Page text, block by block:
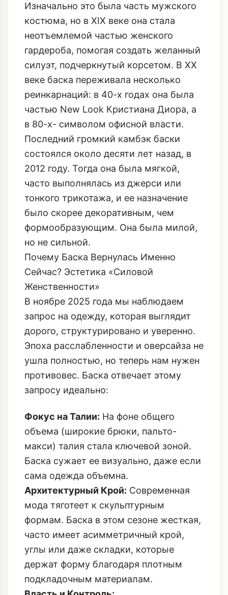
Изначально это была часть мужского
костюма, но в XIX веке она стала
неотъемлемой частью женского
гардероба, помогая создать желанный
силуэт, подчеркнутый корсетом. В XX
веке баска переживала несколько
реинкарнаций: в 40-х годах она была
частью New Look Кристиана Диора, а
в 80-х- символом офисной власти.
Последний громкий камбэк баски
состоялся около десяти лет назад, в
2012 году. Тогда она была мягкой,
часто выполнялась из джерси или
тонкого трикотажа, и ее назначение
было скорее декоративным, чем
формообразующим. Она была милой,
но не сильной.
Почему Баска Вернулась Именно
Сейчас? Эстетика «Силовой
Женственности»
В ноябре 2025 года мы наблюдаем
запрос на одежду, которая выглядит
дорого, структурировано и уверенно.
Эпоха расслабленности и оверсайза не
ушла полностью, но теперь нам нужен
противовес. Баска отвечает этому
запросу идеально:
Фокус на Талии: На фоне общего
объема (широкие брюки, пальто-
макси) талия стала ключевой зоной.
Баска сужает ее визуально, даже если
сама одежда объемна.
Архитектурный Крой: Современная
мода тяготеет к скульптурным
формам. Баска в этом сезоне жесткая,
часто имеет асимметричный крой,
углы или даже складки, которые
держат форму благодаря плотным
подкладочным материалам.